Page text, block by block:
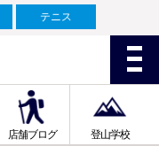
テニス
店舗ブログ 登山学校